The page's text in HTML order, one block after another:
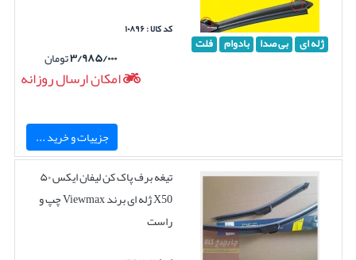
ژله ای بی صدا بادوام فلت
کد کالا : ۱۰۸۹۶
۳/۹۸۵/۰۰۰تومان
امکان ارسال روزانه
جزییات و خرید ...
تیغه برف پاک کن لیفان ایکس ۵۰
X50 ژله ای برند Viewmax چپ و
راست